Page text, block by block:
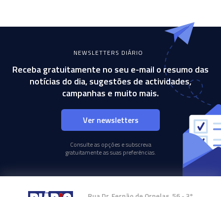
NEWSLETTERS DIÁRIO
Receba gratuitamente no seu e-mail o resumo das
notícias do dia, sugestões de actividades,
campanhas e muito mais.
Ver newsletters
Consulte as opções e subscreva
gratuitamente as suas preferências.